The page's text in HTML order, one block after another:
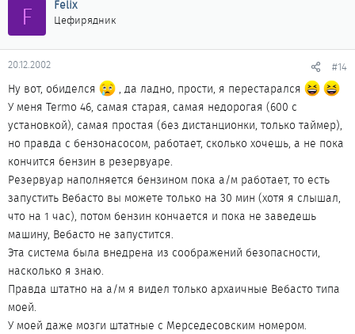
F Felix
Цефирядник
20.12.2002 #14
Ну вот, обиделся
, да ладно, прости, я перестарался
У меня Termo 46, самая старая, самая недорогая (600 с
установкой), самая простая (без дистанционки, только таймер),
но правда с бензонасосом, работает, сколько хочешь, а не пока
кончится бензин в резервуаре.
Резервуар наполняется бензином пока а/м работает, то есть
запустить Вебасто вы можете только на 30 мин (хотя я слышал,
что на 1 час), потом бензин кончается и пока не заведешь
машину, Вебасто не запустится.
Эта система была внедрена из соображений безопасности,
насколько я знаю.
Правда штатно на а/м я видел только архаичные Вебасто типа
моей.
У моей даже мозги штатные с Мерседесовским номером.